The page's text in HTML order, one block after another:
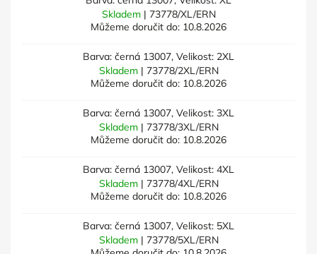
Skladem | 73778/XL/ERN
Můžeme doručit do: 10.8.2026
Barva: černá 13007, Velikost: 2XL
Skladem | 73778/2XL/ERN
Můžeme doručit do: 10.8.2026
Barva: černá 13007, Velikost: 3XL
Skladem | 73778/3XL/ERN
Můžeme doručit do: 10.8.2026
Barva: černá 13007, Velikost: 4XL
Skladem | 73778/4XL/ERN
Můžeme doručit do: 10.8.2026
Barva: černá 13007, Velikost: 5XL
Skladem | 73778/5XL/ERN